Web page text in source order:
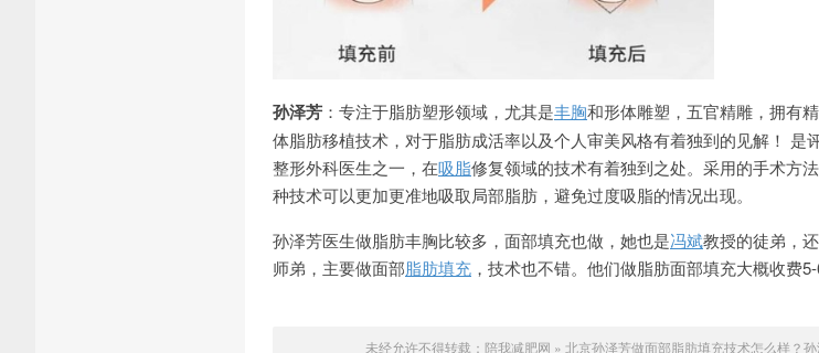
孙泽芳 ：专注于脂肪塑形领域，尤其是丰胸和形体雕塑，五官精雕，拥有
体脂肪移植技术，对于脂肪成活率以及个人审美风格有着独到的见解！ 是
整形外科医生之一，在吸脂修复领域的技术有着独到之处。采用的手术方
种技术可以更加更准地吸取局部脂肪，避免过度吸脂的情况出现。
孙泽芳医生做脂肪丰胸比较多，面部填充也做，她也是冯斌教授的徒弟，
师弟，主要做面部脂肪填充 ，技术也不错。他们做脂肪面部填充大概收费5-
未经允许不得转载： 陪我减肥网 » 北京孙泽芳做面部脂肪填充技术怎么样？